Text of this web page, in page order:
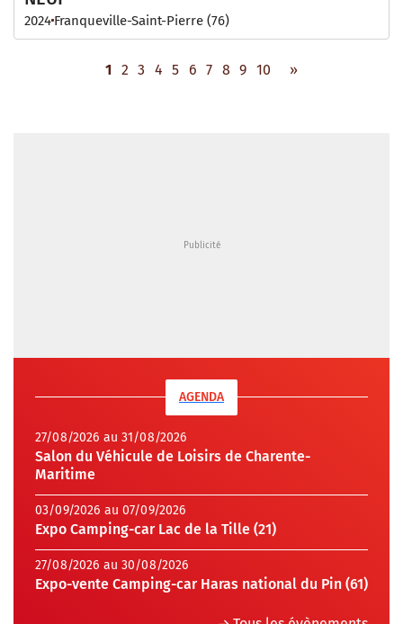
2024 Franqueville-Saint-Pierre (76)
1 2 3 4 5 6 7 8 9 10 »
AGENDA
27/08/2026 au 31/08/2026
Salon du Véhicule de Loisirs de Charente-
Maritime
03/09/2026 au 07/09/2026
Expo Camping-car Lac de la Tille (21)
27/08/2026 au 30/08/2026
Expo-vente Camping-car Haras national du Pin (61)